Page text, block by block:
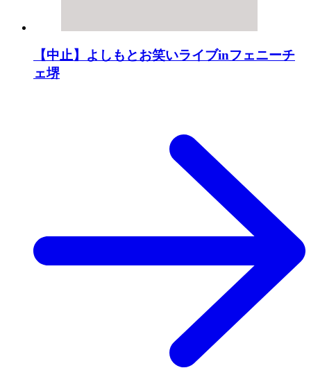
【中止】よしもとお笑いライブinフェニーチ
ェ堺